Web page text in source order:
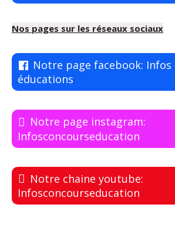
Nos pages sur les réseaux sociaux
Notre page facebook:
éducations
Notre page instagram:
Infosconcourseducation
Notre chaine youtube:
Infosconcourseducation